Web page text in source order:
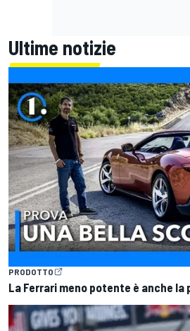
Ultime notizie
PRODOTTO
La Ferrari meno potente è anche